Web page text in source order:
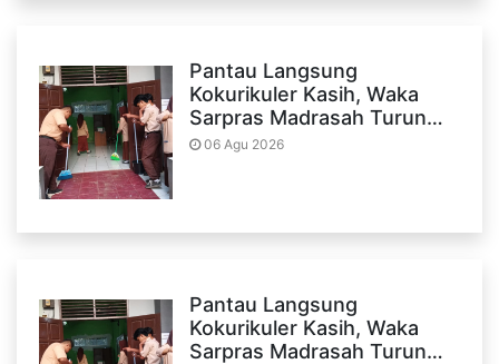
Pantau Langsung
Kokurikuler Kasih, Waka
Sarpras Madrasah Turun…
06 Agu 2026
Pantau Langsung
Kokurikuler Kasih, Waka
Sarpras Madrasah Turun…